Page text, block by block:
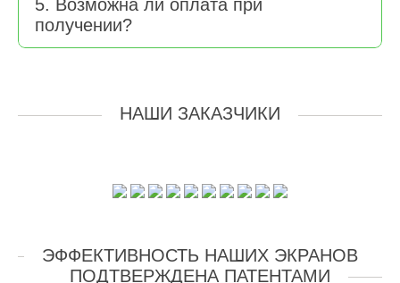
5. Возможна ли оплата при
получении?
НАШИ ЗАКАЗЧИКИ
ЭФФЕКТИВНОСТЬ НАШИХ ЭКРАНОВ
ПОДТВЕРЖДЕНА ПАТЕНТАМИ